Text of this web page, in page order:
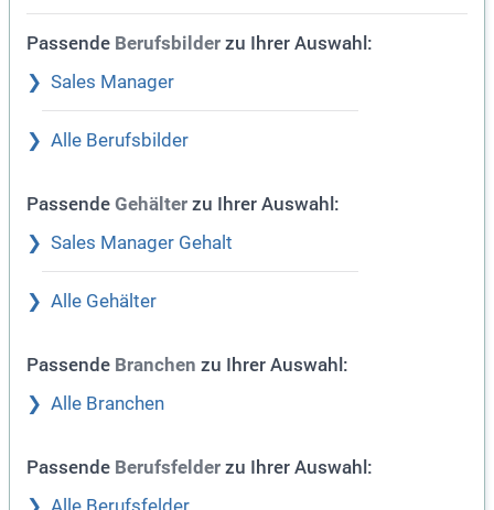
Passende Berufsbilder zu Ihrer Auswahl:
Sales Manager
Alle Berufsbilder
Passende Gehälter zu Ihrer Auswahl:
Sales Manager Gehalt
Alle Gehälter
Passende Branchen zu Ihrer Auswahl:
Alle Branchen
Passende Berufsfelder zu Ihrer Auswahl: